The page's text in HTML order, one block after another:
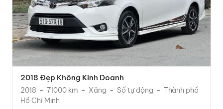
2018 Đẹp Không Kinh Doanh
2018 71000 km Xăng Số tự động
Thành phố
Hồ Chí Minh